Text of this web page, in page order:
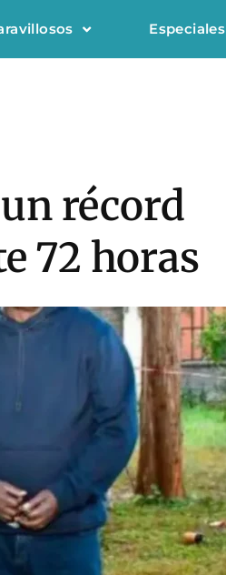
Especiales
récord
72 horas